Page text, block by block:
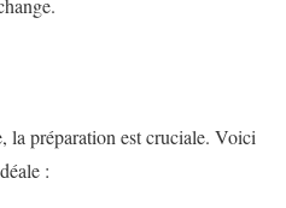
la préparation est cruciale. Voici
: